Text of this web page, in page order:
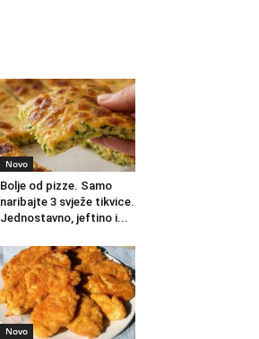
Novo
Bolje od pizze. Samo
naribajte 3 svježe tikvice.
Jednostavno, jeftino i...
Novo